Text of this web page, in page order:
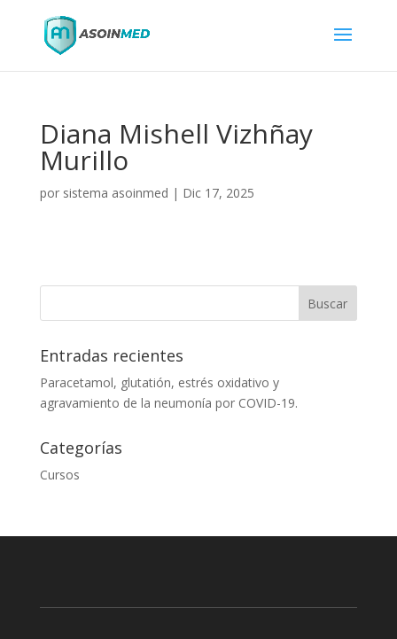
Diana Mishell Vizhñay
Murillo
por sistema asoinmed | Dic 17, 2025
Entradas recientes
Paracetamol, glutatión, estrés oxidativo y
agravamiento de la neumonía por COVID-19.
Categorías
Cursos